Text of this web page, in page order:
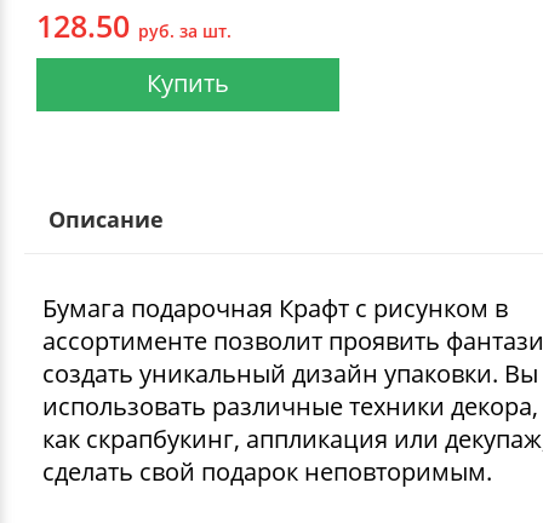
128.50 руб. за шт.
Купить
Описание
Бумага подарочная Крафт с рисунком в
ассортименте позволит проявить
создать уникальный дизайн упаковки.
использовать различные техники декора,
как скрапбукинг, аппликация или
сделать свой подарок неповторимым.